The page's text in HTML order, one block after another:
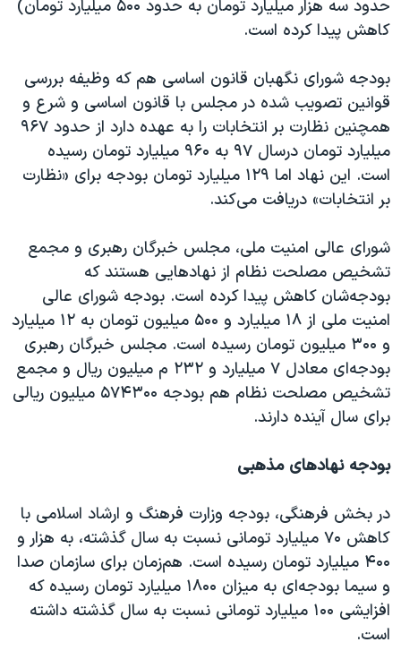
حدود سه هزار میلیارد تومان به حدود ۵۰۰ میلیارد تومان)
کاهش پیدا کرده است.
بودجه شورای نگهبان قانون اساسی هم که وظیفه بررسی
قوانین تصویب شده در مجلس با قانون اساسی و شرع و
همچنین نظارت بر انتخابات را به عهده دارد از حدود ۹۶۷
میلیارد تومان درسال ۹۷ به ۹۶۰ میلیارد تومان رسیده
است. این نهاد اما ۱۲۹ میلیارد تومان بودجه برای «نظارت
بر انتخابات» دریافت می‌کند.
شورای عالی امنیت ملی، مجلس خبرگان رهبری و مجمع
تشخیص مصلحت نظام از نهادهایی هستند که
بودجه‌شان کاهش پیدا کرده است. بودجه شورای عالی
امنیت ملی از ۱۸ میلیارد و ۵۰۰ میلیون تومان به ۱۲ میلیارد
و ۳۰۰ میلیون تومان رسیده است. مجلس خبرگان رهبری
بودجه‌ای معادل ۷ میلیارد و ۲۳۲ م میلیون ریال و مجمع
تشخیص مصلحت نظام هم بودجه‌ ۵۷۴۳۰۰ میلیون ریالی
برای سال آینده دارند.
بودجه نهادهای مذهبی
در بخش فرهنگی، بودجه وزارت فرهنگ و ارشاد اسلامی با
کاهش ۷۰ میلیارد تومانی نسبت به سال گذشته، به هزار و
۴۰۰ میلیارد تومان رسیده است. هم‌زمان برای سازمان صدا
و سیما بودجه‌ای به میزان ۱۸۰۰ میلیارد تومان رسیده که
افزایشی ۱۰۰ میلیارد تومانی نسبت به سال گذشته داشته
است.